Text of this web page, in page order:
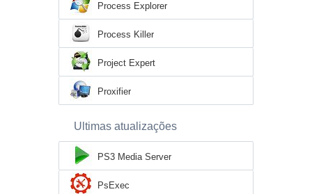
Process Explorer
Process Killer
Project Expert
Proxifier
Ultimas atualizações
PS3 Media Server
PsExec